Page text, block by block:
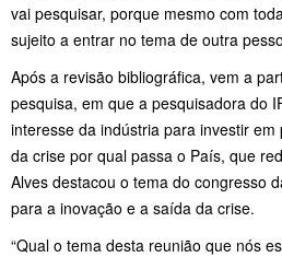
vai pesquisar, porque mesmo com
sujeito a entrar no tema de outra
Após a revisão bibliográfica, vem a
pesquisa, em que a pesquisadora do
interesse da indústria para investir
da crise por qual passa o País, que
Alves destacou o tema do congresso
para a inovação e a saída da crise.
“Qual o tema desta reunião que nós